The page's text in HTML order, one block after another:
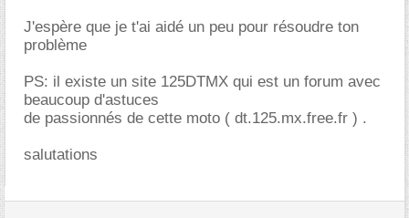
J'espère que je t'ai aidé un peu pour résoudre ton
problème
PS: il existe un site 125DTMX qui est un forum avec
beaucoup d'astuces
de passionnés de cette moto ( dt.125.mx.free.fr ) .
salutations